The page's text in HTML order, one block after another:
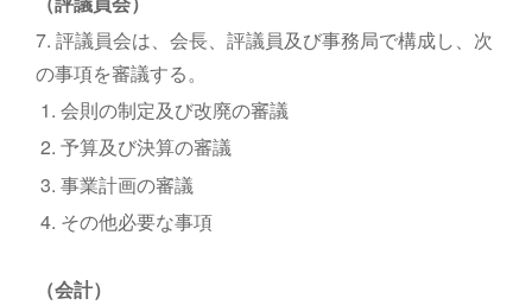
7. 評議員会は、会長、評議員及び事務局で構成し、次
の事項を審議する。
1. 会則の制定及び改廃の審議
2. 予算及び決算の審議
3. 事業計画の審議
4. その他必要な事項
（会計）